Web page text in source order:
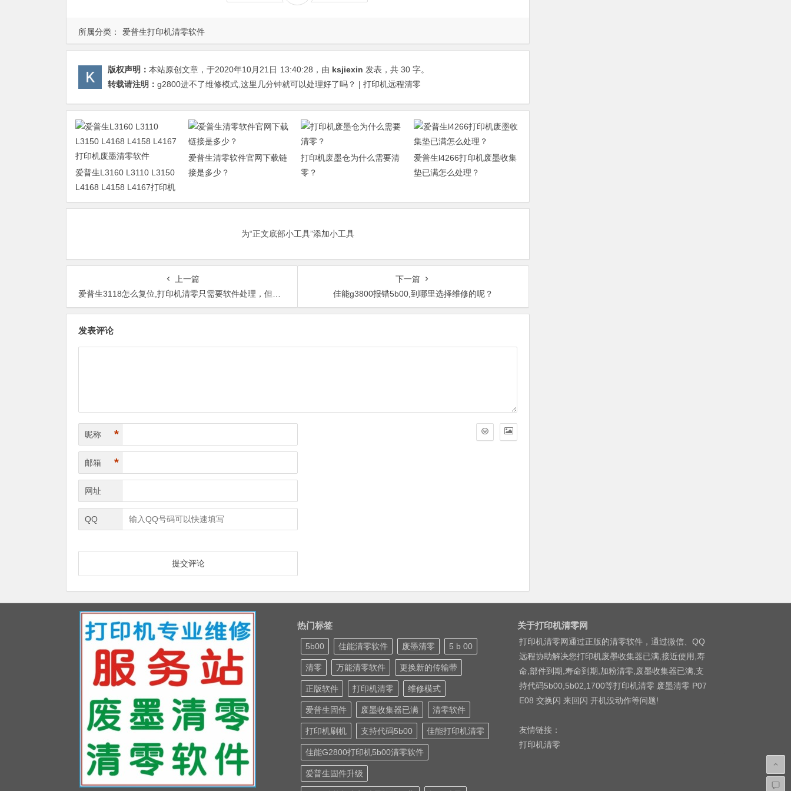
所属分类： 爱普生打印机清零软件
版权声明： 本站原创文章，于2020年10月21日 13:40:28 ，由 ksjiexin 发表，共 30 字。
转载请注明： g2800进不了维修模式,这里几分钟就可以处理好了吗？ | 打印机远程清零
爱普生L3160 L3110 L3150
L4168 L4158 L4167打印机
废墨清零软件
爱普生清零软件官网下载链
接是多少？
打印机废墨仓为什么需要清
零？
爱普生l4266打印机废墨收集
垫已满怎么处理？
为“正文底部小工具”添加小工具
上一篇
爱普生3118怎么复位,打印机清零只需要软件处理，但是一定要正版软件。
下一篇
佳能g3800报错5b00,到哪里选择维修的呢？
发表评论
昵称 *
邮箱 *
网址
QQ
热门标签
5b00 佳能清零软件 废墨清零 5 b 00
清零 万能清零软件 更换新的传输带
正版软件 打印机清零 维修模式
爱普生固件 废墨收集器已满 清零软件
打印机刷机 支持代码5b00 佳能打印机清零
佳能G2800打印机5b00清零软件
爱普生固件升级
关于打印机清零网
打印机清零网通过正版的清零软件，通过微信、QQ
远程协助解决您打印机废墨收集器已满,接近使用,寿
命,部件到期,寿命到期,加粉清零,废墨收集器已满,支
持代码5b00,5b02,1700等打印机清零 废墨清零 P07
E08 交换闪 来回闪 开机没动作等问题!
友情链接：
打印机清零